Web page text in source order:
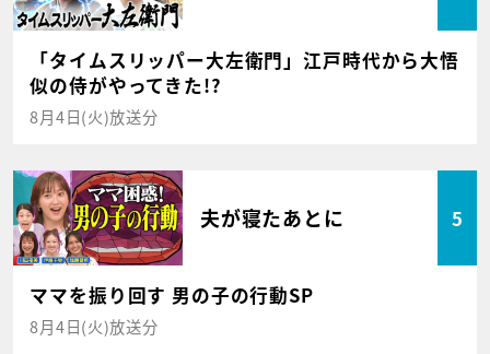
「タイムスリッパー大左衛門」江戸時代から大悟
似の侍がやってきた!?
8月4日(火)放送分
夫が寝たあとに 5
ママを振り回す 男の子の行動SP
8月4日(火)放送分